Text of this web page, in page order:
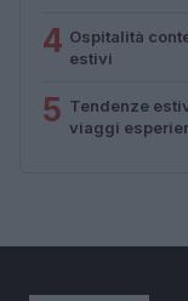
4 Ospitalità
estivi
5 Tendenze
viaggi